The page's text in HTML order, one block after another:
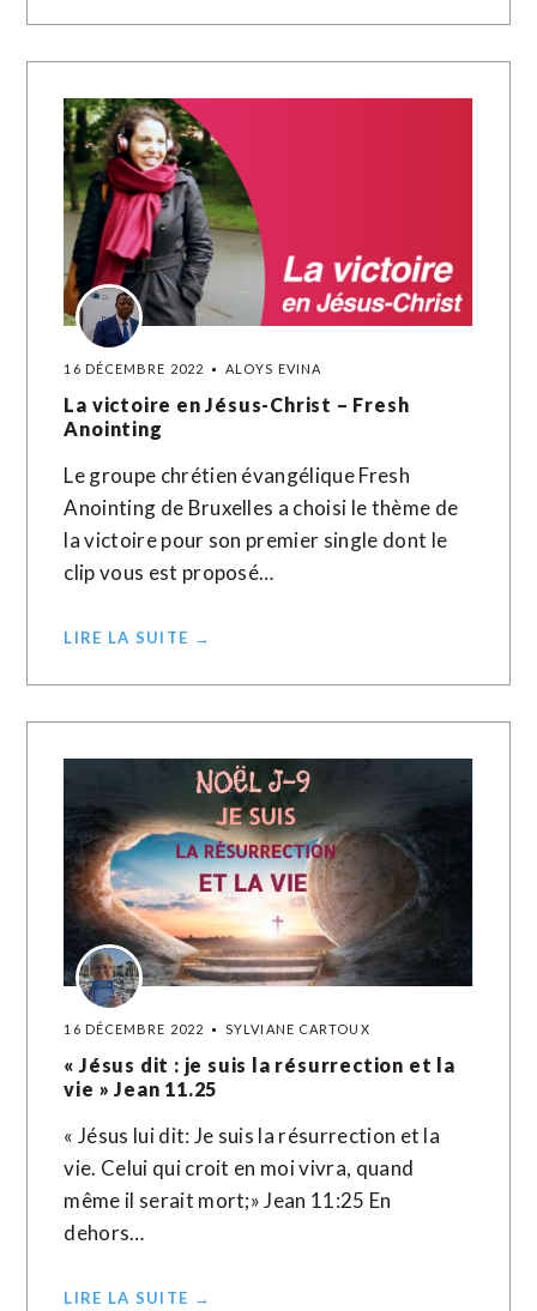
16 DÉCEMBRE 2022 ALOYS EVINA
La victoire en Jésus-Christ – Fresh
Anointing
Le groupe chrétien évangélique Fresh
Anointing de Bruxelles a choisi le thème de
la victoire pour son premier single dont le
clip vous est proposé…
LIRE LA SUITE →
16 DÉCEMBRE 2022 SYLVIANE CARTOUX
« Jésus dit : je suis la résurrection et la
vie » Jean 11.25
« Jésus lui dit: Je suis la résurrection et la
vie. Celui qui croit en moi vivra, quand
même il serait mort;» Jean‬ ‭11‬:‭25‬ En
dehors…
LIRE LA SUITE →